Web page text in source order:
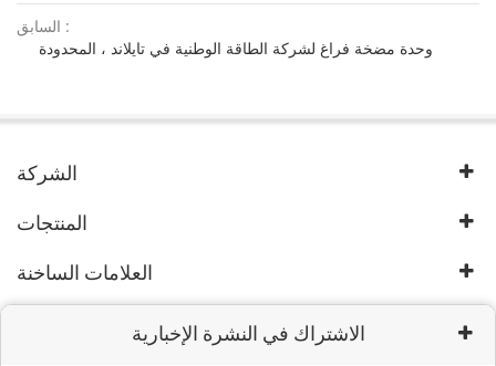
السابق :
وحدة مضخة فراغ لشركة الطاقة الوطنية في تايلاند ، المحدودة
الشركة
المنتجات
العلامات الساخنة
الاشتراك في النشرة الإخبارية